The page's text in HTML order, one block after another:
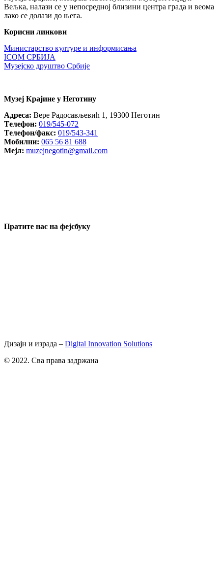
Вељка, налази се у непосредној близини центра града и веома
лако се долази до њега.
Корисни линкови
Министарство културе и информисања
ICOM СРБИЈА
Музејско друштво Србије
Музеј Крајине у Неготину
Aдреса: Вере Радосављевић 1, 19300 Неготин
Tелефон: 019/545-072
Tелефон/факс: 019/543-341
Mобилни: 065 56 81 688
Mејл: muzejnegotin@gmail.com
Пратите нас на фејсбуку
Дизајн и израда – Digital Innovation Solutions
© 2022. Сва права задржана